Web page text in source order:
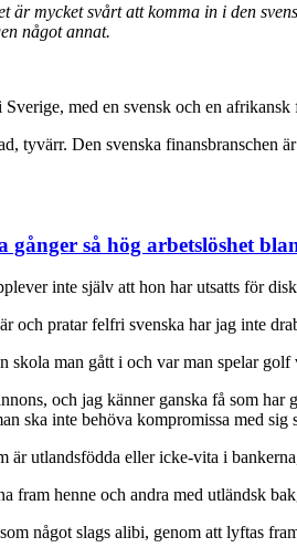
är mycket svårt att komma in i den
något annat.
med en svensk och en
tyvärr. Den svenska finansbranschen
så hög arbetslöshet
inte själv att hon har utsatts för
och pratar felfri svenska har jag inte
skola man gått i och var man spelar
och jag känner ganska få som
ska inte behöva kompromissa med
är utlandsfödda eller icke-vita i
fram henne och andra med utländsk
något slags alibi, genom att lyftas